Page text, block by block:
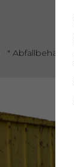
" Abfallbehälter